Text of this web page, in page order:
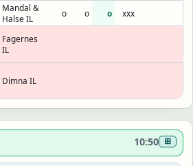
Mandal &
Halse IL
o o o xxx
Fagernes
IL
Dimna IL
10:50 ⊞